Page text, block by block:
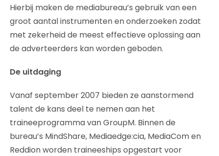
Hierbij maken de mediabureau’s gebruik van een
groot aantal instrumenten en onderzoeken zodat
met zekerheid de meest effectieve oplossing aan
de adverteerders kan worden geboden.
De uitdaging
Vanaf september 2007 bieden ze aanstormend
talent de kans deel te nemen aan het
traineeprogramma van GroupM. Binnen de
bureau’s MindShare, Mediaedge:cia, MediaCom en
Reddion worden traineeships opgestart voor